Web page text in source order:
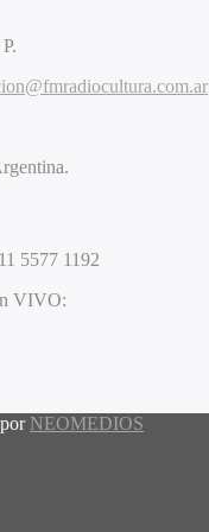
5577 1192
VIVO:
NEOMEDIOS